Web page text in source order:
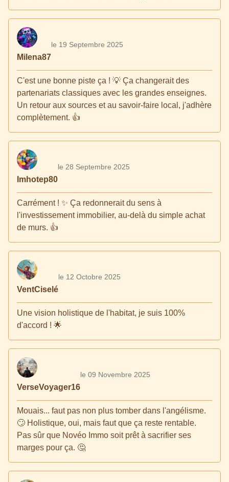
Milena87
le 19 Septembre 2025
C'est une bonne piste ça ! 💡 Ça changerait des
partenariats classiques avec les grandes enseignes.
Un retour aux sources et au savoir-faire local, j'adhère
complètement. 👍
Imhotep80
le 28 Septembre 2025
Carrément ! ✨ Ça redonnerait du sens à
l'investissement immobilier, au-delà du simple achat
de murs. 👍
VentCiselé
le 12 Octobre 2025
Une vision holistique de l'habitat, je suis 100%
d'accord ! 🌟
VerseVoyager16
le 09 Novembre 2025
Mouais... faut pas non plus tomber dans l'angélisme.
🙄 Holistique, oui, mais faut que ça reste rentable.
Pas sûr que Novéo Immo soit prêt à sacrifier ses
marges pour ça. 🤔